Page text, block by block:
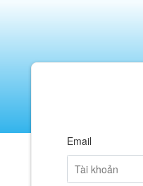
Email